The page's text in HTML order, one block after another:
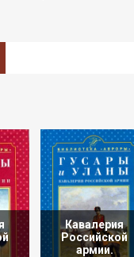
Кавалерия
Российской
армии.